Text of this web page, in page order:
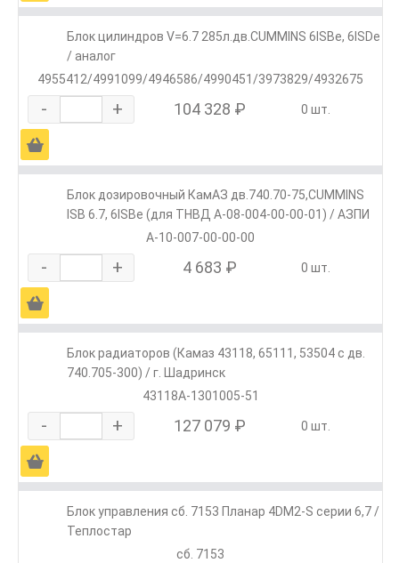
Блок цилиндров V=6.7 285л.дв.CUMMINS 6ISBe, 6ISDe
/ аналог
4955412/4991099/4946586/4990451/3973829/4932675
- + 104 328 ₽ 0 шт.
Ä
Блок дозировочный КамАЗ дв.740.70-75,CUMMINS
ISB 6.7, 6ISBe (для ТНВД А-08-004-00-00-01) / АЗПИ
А-10-007-00-00-00
- + 4 683 ₽ 0 шт.
Ä
Блок радиаторов (Камаз 43118, 65111, 53504 с дв.
740.705-300) / г. Шадринск
43118А-1301005-51
- + 127 079 ₽ 0 шт.
Ä
Блок управления сб. 7153 Планар 4DM2-S серии 6,7 /
Теплостар
сб. 7153